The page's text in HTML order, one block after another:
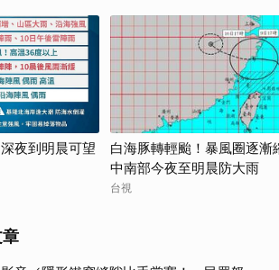
夜到明晨可望
白海豚轉輕颱！暴風圈逐
中南部今夜至明晨防大雨
台視